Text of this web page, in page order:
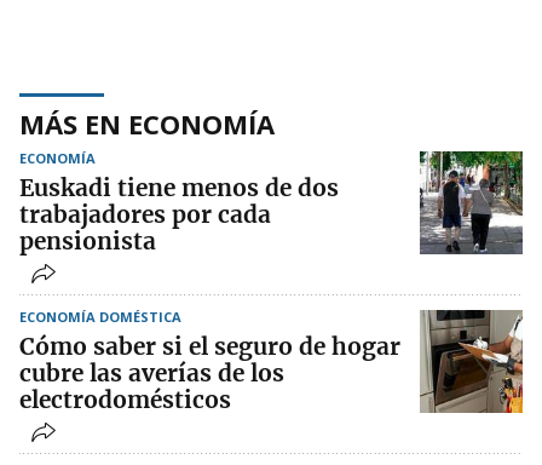
MÁS EN ECONOMÍA
ECONOMÍA
Euskadi tiene menos de dos
trabajadores por cada
pensionista
ECONOMÍA DOMÉSTICA
Cómo saber si el seguro de hogar
cubre las averías de los
electrodomésticos